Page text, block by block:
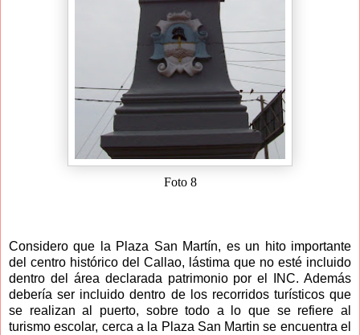
Foto 8
Considero que la Plaza San Martín, es un hito importante
del centro histórico del Callao, lástima que no esté incluido
dentro del área declarada patrimonio por el INC. Además
debería ser incluido dentro de los recorridos turísticos que
se realizan al puerto, sobre todo a lo que se refiere al
turismo escolar, cerca a la Plaza San Martin se encuentra el